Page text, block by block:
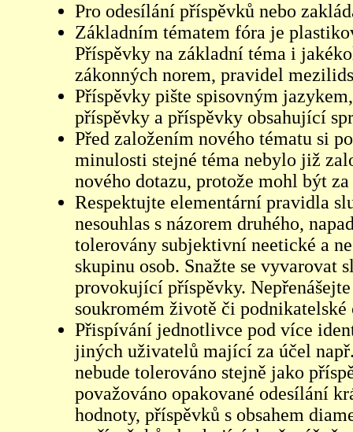
Pro odesílání příspěvků nebo
Základním tématem fóra je
Příspěvky na základní téma i
zákonných norem, pravidel
Příspěvky pište spisovným
příspěvky a příspěvky obsahující
Před založením nového tématu si
minulosti stejné téma nebylo již
nového dotazu, protože mohl být
Respektujte elementární pravidla
nesouhlas s názorem druhého,
tolerovány subjektivní neetické a
skupinu osob. Snažte se vyvarovat
provokující příspěvky.
soukromém životě či podnikatelské
Přispívání jednotlivce pod více
jiných uživatelů mající za účel
nebude tolerováno stejně jako
považováno opakované odesílání
hodnoty, příspěvků s obsahem